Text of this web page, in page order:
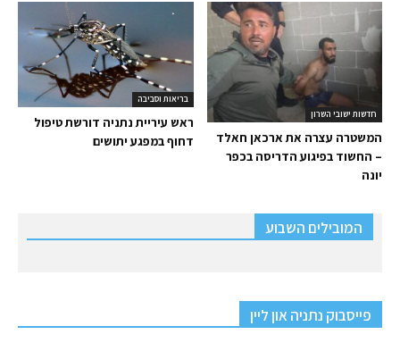
בריאות וסביבה
ראש עיריית נתניה דורשת טיפול
דחוף במפגע יתושים
חדשות ישובי השרון
המשטרה עצרה את ארכאן חאלד
– החשוד בפיגוע הדריסה בכפר
יונה
המובילים השבוע
פייסבוק נתניה און ליין